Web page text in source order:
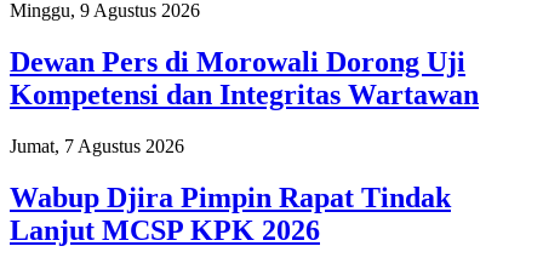
Minggu, 9 Agustus 2026
Dewan Pers di Morowali Dorong Uji
Kompetensi dan Integritas Wartawan
Jumat, 7 Agustus 2026
Wabup Djira Pimpin Rapat Tindak
Lanjut MCSP KPK 2026